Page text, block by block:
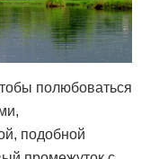
полюбоваться
подобной